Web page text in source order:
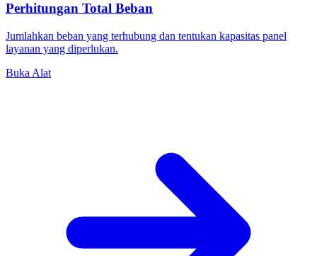
Perhitungan Total Beban
Jumlahkan beban yang terhubung dan tentukan kapasitas panel
layanan yang diperlukan.
Buka Alat